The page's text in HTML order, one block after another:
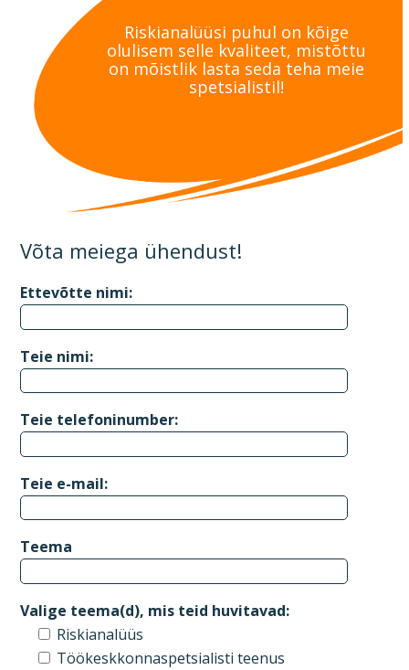
Riskianalüüsi puhul on kõige
olulisem selle kvaliteet, mistõttu
on mõistlik lasta seda teha meie
spetsialistil!
Võta meiega ühendust!
Ettevõtte nimi:
Teie nimi:
Teie telefoninumber:
Teie e-mail:
Teema
Valige teema(d), mis teid huvitavad:
Riskianalüüs
Töökeskkonnaspetsialisti teenus